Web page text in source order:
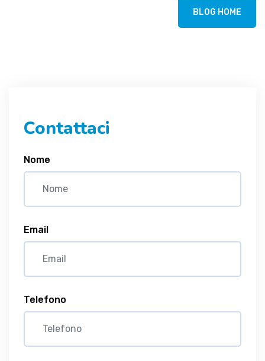
BLOG HOME
Contattaci
Nome
Email
Telefono